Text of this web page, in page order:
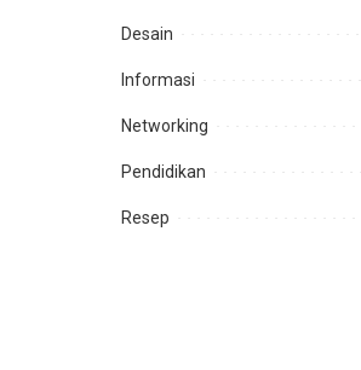
Desain
Informasi
Networking
Pendidikan
Resep